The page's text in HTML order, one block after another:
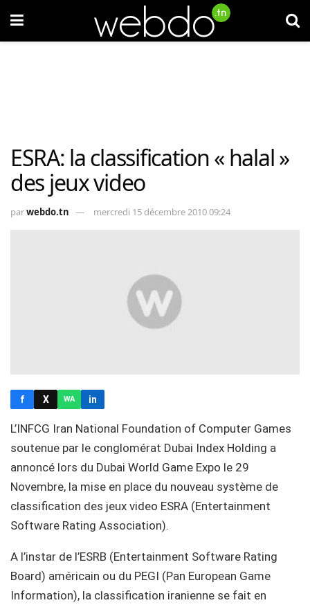
ESRA: la classification « halal »
des jeux video
parwebdo.tn mercredi 15 décembre 2010 09:24
f X WA in
L’INFCG Iran National Foundation of Computer Games
soutenue par le conglomérat Dubai Index Holding a
annoncé lors du Dubai World Game Expo le 29
Novembre, la mise en place du nouveau système de
classification des jeux video ESRA (Entertainment
Software Rating Association).
A l’instar de l’ESRB (Entertainment Software Rating
Board) américain ou du PEGI (Pan European Game
Information), la classification iranienne se fait en